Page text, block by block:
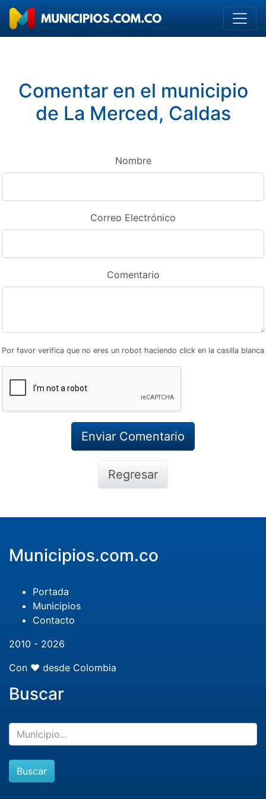
Comentar en el municipio
de La Merced, Caldas
Nombre
Correo Electrónico
Comentario
Por favor verifica que no eres un robot haciendo click en la casilla blanca
Regresar
Municipios.com.co
Portada
Municipios
Contacto
2010 - 2026
Con ❤️ desde Colombia
Buscar
Buscar